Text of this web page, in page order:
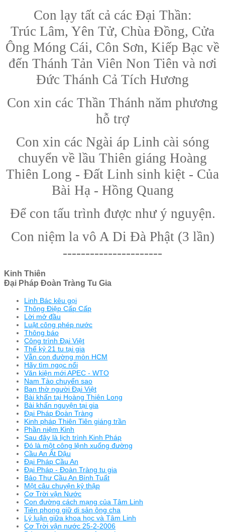
Con lạy tất cả các Đại Thần:
Trúc Lâm, Yên Tử, Chùa Đồng, Cửa
Ông Móng Cái, Côn Sơn, Kiếp Bạc về
đến Thánh Tản Viên Non Tiên và nơi
Đức Thánh Cả Tích Hương
Con xin các Thần Thánh năm phương
hỗ trợ
Con xin các Ngài áp Linh cài sóng
chuyển về lầu Thiên giáng Hoàng
Thiên Long - Đất Linh sinh kiệt - Của
Bài Hạ - Hồng Quang
Để con tấu trình được như ý nguyện.
Con niệm la vô A Di Đà Phật (3 lần)
----------------------
Kinh Thiên
Đại Pháp Đoàn Tràng Tu Gia
Linh Bác kêu gọi
Thông Điệp Cấp Cấp
Lời mở đầu
Luật công phép nước
Thông báo
Công trình Đại Việt
Thế kỷ 21 tu tại gia
Vẫn con đường mòn HCM
Hãy tìm ngọc nổi
Văn kiện mới APEC - WTO
Nam Tào chuyển sao
Ban thờ người Đại Việt
Bài khấn tại Hoàng Thiên Long
Bài khấn nguyện tại gia
Đại Pháp Đoàn Tràng
Kinh pháp Thiên Tiên giáng trần
Phần niệm Kinh
Sau đây là lịch trình Kinh Pháp
Đó là một công lệnh xuống đường
Cầu An Ất Dậu
Đại Pháp Cầu An
Đại Pháp - Đoàn Tràng tu gia
Bảo Thư Cầu An Bính Tuất
Một câu chuyện kỷ thập
Cơ Trời vận Nước
Con đường cách mạng của Tâm Linh
Tiên phong giữ di sản ông cha
Lý luận giữa khoa học và Tâm Linh
Cơ Trời vận nước 25-2-2006